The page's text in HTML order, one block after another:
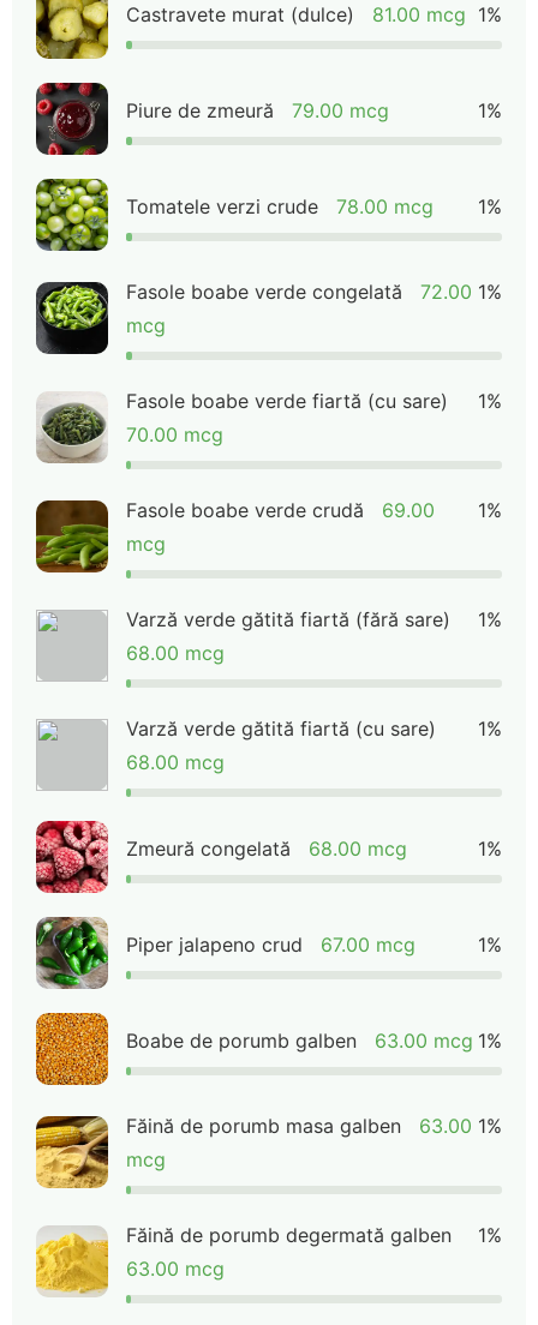
Castravete murat (dulce) 81.00 mcg 1%
Piure de zmeură 79.00 mcg 1%
Tomatele verzi crude 78.00 mcg 1%
Fasole boabe verde congelată
72.00
mcg
1%
Fasole boabe verde fiartă (cu sare)
70.00 mcg
1%
Fasole boabe verde crudă
69.00
mcg
1%
Varză verde gătită fiartă (fără sare)
68.00 mcg
1%
Varză verde gătită fiartă (cu sare)
68.00 mcg
1%
Zmeură congelată 68.00 mcg 1%
Piper jalapeno crud 67.00 mcg 1%
Boabe de porumb galben 63.00 mcg 1%
Făină de porumb masa galben
63.00
mcg
1%
Făină de porumb degermată galben
63.00 mcg
1%